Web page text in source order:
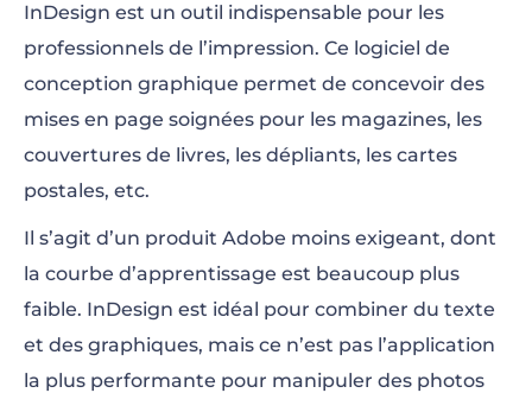
InDesign est un outil indispensable pour les
professionnels de l’impression. Ce logiciel de
conception graphique permet de concevoir des
mises en page soignées pour les magazines, les
couvertures de livres, les dépliants, les cartes
postales, etc.
Il s’agit d’un produit Adobe moins exigeant, dont
la courbe d’apprentissage est beaucoup plus
faible. InDesign est idéal pour combiner du texte
et des graphiques, mais ce n’est pas l’application
la plus performante pour manipuler des photos